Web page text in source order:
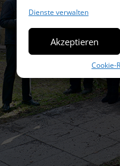
Dienste verwalten
Akzeptieren
Cookie-